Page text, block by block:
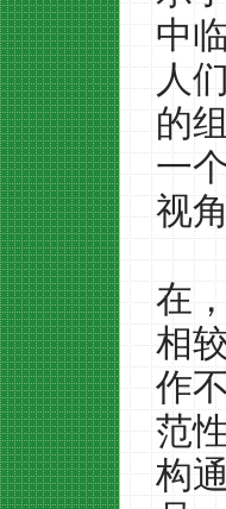
中
人
的
一
视
在
在
相
作
范
构